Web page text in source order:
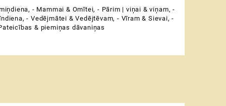
, - Mammai & Omītei,- Pārim | viņai & viņam,-
,- Vedējmātei & Vedējtēvam, - Vīram & Sievai,-
& piemiņas dāvaniņas